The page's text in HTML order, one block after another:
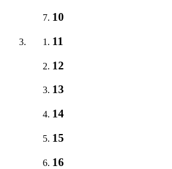
10
11
12
13
14
15
16